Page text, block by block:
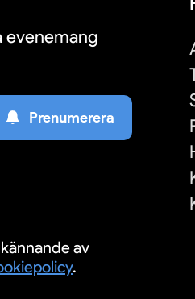
evenemang
Prenumerera
av
.